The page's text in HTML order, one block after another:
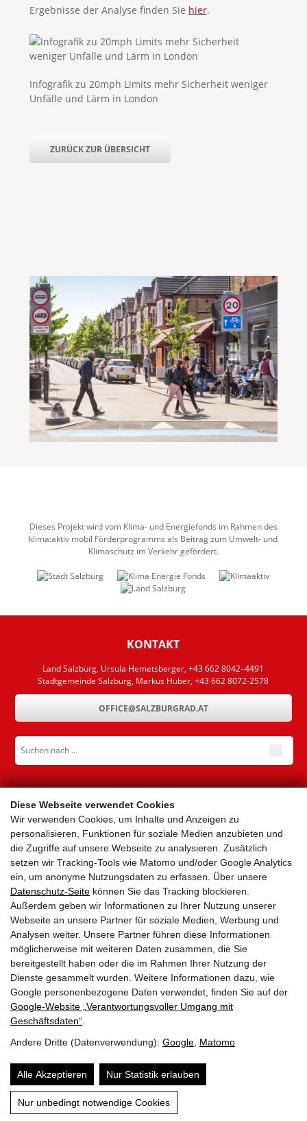
Diese Webseite verwendet Cookies
Wir verwenden Cookies, um Inhalte und Anzeigen zu
personalisieren, Funktionen für soziale Medien anzubieten und
die Zugriffe auf unsere Webseite zu analysieren. Zusätzlich
setzen wir Tracking-Tools wie Matomo und/oder Google Analytics
ein, um anonyme Nutzungsdaten zu erfassen. Über unsere
Datenschutz-Seite können Sie das Tracking blockieren.
Außerdem geben wir Informationen zu Ihrer Nutzung unserer
Webseite an unsere Partner für soziale Medien, Werbung und
Analysen weiter. Unsere Partner führen diese Informationen
möglicherweise mit weiteren Daten zusammen, die Sie
bereitgestellt haben oder die im Rahmen Ihrer Nutzung der
Dienste gesammelt wurden. Weitere Informationen dazu, wie
Google personenbezogene Daten verwendet, finden Sie auf der
Google‑Website „Verantwortungsvoller Umgang mit
Geschäftsdaten“
Andere Dritte (Datenverwendung): Google Matomo
Alle Akzeptieren Nur Statistik erlauben
Nur unbedingt notwendige Cookies
Ergebnisse der Analyse finden Sie hier.
Infografik zu 20mph Limits mehr Sicherheit weniger
Unfälle und Lärm in London
ZURÜCK ZUR ÜBERSICHT
Dieses Projekt wird vom Klima- und Energiefonds im Rahmen des
klima:aktiv mobil Förderprogramms als Beitrag zum Umwelt- und
Klimaschutz im Verkehr gefördert.
KONTAKT
Land Salzburg, Ursula Hemetsberger, +43 662 8042–4491
Stadtgemeinde Salzburg, Markus Huber, +43 662 8072-2578
OFFICE@SALZBURGRAD.AT
Suchen nach ...
submit
NAVIGATION
HOME
AKTIONEN
SERVICE & TIPPS – ALLES RUND UMS RAD
RAD-TOURISMUS
RAD-INFRASTRUKTUR
GEMEINDEN
AKTUELLES
PARTNER
LINKS
SITEMAP